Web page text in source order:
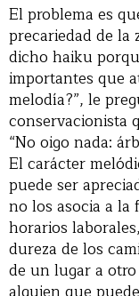
El problema es
precariedad de la
dicho haiku
importantes que
melodía?”, le
conservacionista
“No oigo nada:
El carácter
puede ser
no los asocia a la
horarios
dureza de los
de un lugar a